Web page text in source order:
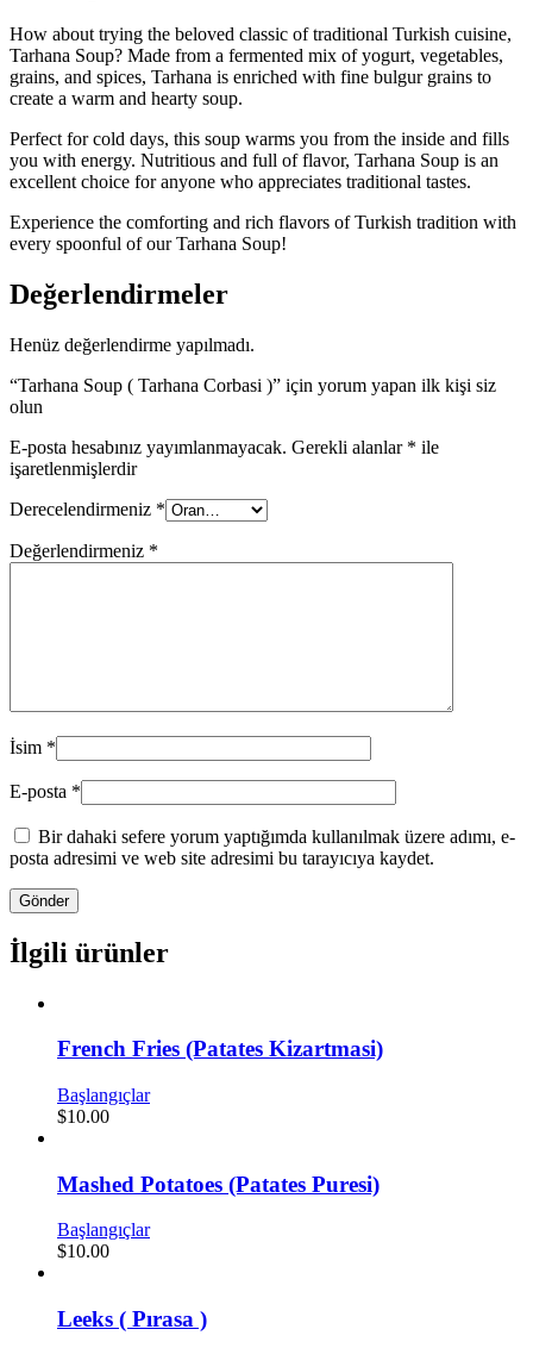
How about trying the beloved classic of traditional Turkish cuisine,
Tarhana Soup? Made from a fermented mix of yogurt, vegetables,
grains, and spices, Tarhana is enriched with fine bulgur grains to
create a warm and hearty soup.
Perfect for cold days, this soup warms you from the inside and fills
you with energy. Nutritious and full of flavor, Tarhana Soup is an
excellent choice for anyone who appreciates traditional tastes.
Experience the comforting and rich flavors of Turkish tradition with
every spoonful of our Tarhana Soup!
Değerlendirmeler
Henüz değerlendirme yapılmadı.
“Tarhana Soup ( Tarhana Corbasi )” için yorum yapan ilk kişi siz
olun
E-posta hesabınız yayımlanmayacak. Gerekli alanlar * ile
işaretlenmişlerdir
Derecelendirmeniz *
Değerlendirmeniz *
İsim *
E-posta *
Bir dahaki sefere yorum yaptığımda kullanılmak üzere adımı, e-
posta adresimi ve web site adresimi bu tarayıcıya kaydet.
İlgili ürünler
French Fries (Patates Kizartmasi)
Başlangıçlar
$10.00
Mashed Potatoes (Patates Puresi)
Başlangıçlar
$10.00
Leeks ( Pırasa )